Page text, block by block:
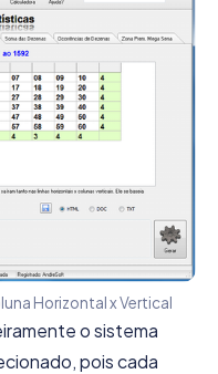
Horizontal x Vertical
o sistema
pois cada